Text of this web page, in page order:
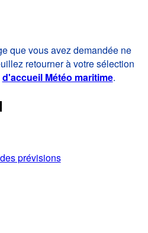
que vous avez demandée ne
retourner à votre sélection
d'accueil Météo maritime.
prévisions